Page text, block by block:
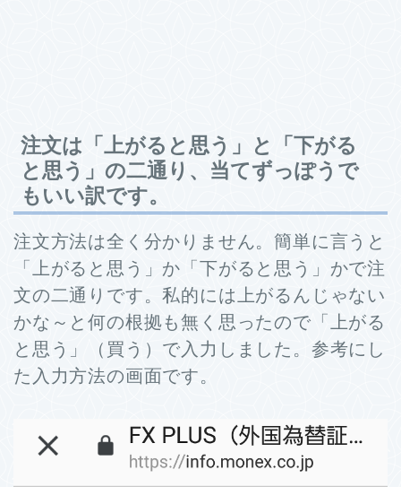
注文は「上がると思う」と「下がる
と思う」の二通り、当てずっぽうで
もいい訳です。
注文方法は全く分かりません。簡単に言うと
「上がると思う」か「下がると思う」かで注
文の二通りです。私的には上がるんじゃない
かな～と何の根拠も無く思ったので「上がる
と思う」（買う）で入力しました。参考にし
た入力方法の画面です。